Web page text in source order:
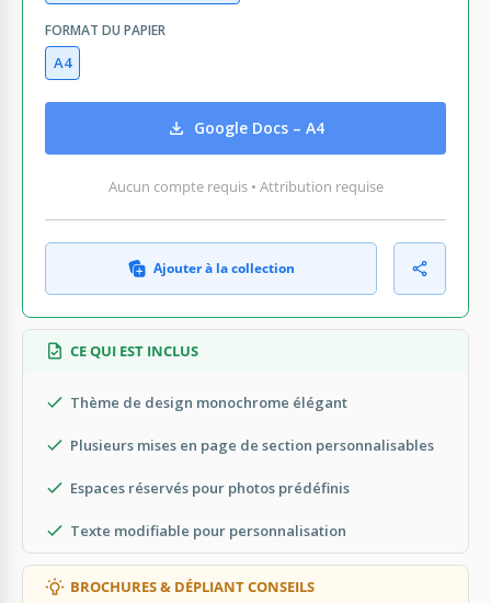
FORMAT DU PAPIER
A4
Google Docs – A4
Aucun compte requis • Attribution requise
Ajouter à la collection
CE QUI EST INCLUS
Thème de design monochrome élégant
Plusieurs mises en page de section personnalisables
Espaces réservés pour photos prédéfinis
Texte modifiable pour personnalisation
BROCHURES & DÉPLIANT CONSEILS